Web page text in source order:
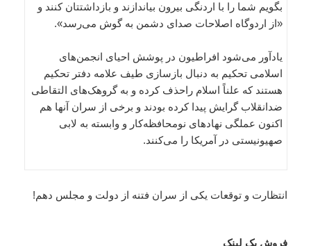
بگویم شما را با اردنگی بیرون بیاندازند و بازداشتتان کنند و
«از اردوگاه اصلاحات صدای دشمن به گوش می‌رسد».
یادآور می‌شود افراطیون در پوشش احیای انجمن‌های
اسلامی تحکیم به دنبال بازسازی طیف علامه دفتر تحکیم
هستند که علناً اسلام راحذف کرده و به گروهک‌های التقاطی
ضدانقلاب گرایش پیدا کرده بودند و برخی از سران آنها هم
اکنون عملگی نهادهای نومحافظه‌کار و وابسته به لابی
صهیونیستی در آمریکا را می‌کنند.
انتظارت و توقعات یکی از سران فتنه از دولت و مجلس دهم!
فروش بک لینک